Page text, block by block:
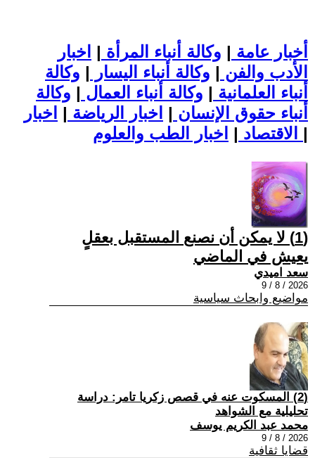
أخبار عامة | وكالة أنباء المرأة | اخبار
الأدب والفن | وكالة أنباء اليسار | وكالة
أنباء العلمانية | وكالة أنباء العمال | وكالة
أنباء حقوق الإنسان | اخبار الرياضة | اخبار
الاقتصاد | |
(1) لا يمكن أن نصنع المستقبل بعقلٍ
يعيش في الماضي
سعد اميدي
2026 / 8 / 9
مواضيع وابحاث سياسية
(2) المسكوت عنه في قصص زكريا تامر: دراسة
تحليلية مع الشواهد
محمد عبد الكريم يوسف
2026 / 8 / 9
قضايا ثقافية